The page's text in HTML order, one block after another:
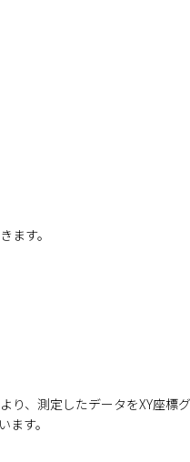
ます。
り、測定したデータをXY座標
す。